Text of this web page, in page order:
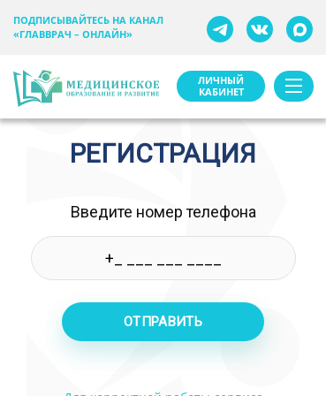
ПОДПИСЫВАЙТЕСЬ НА КАНАЛ
«ГЛАВВРАЧ – ОНЛАЙН»
ЛИЧНЫЙ
КАБИНЕТ
РЕГИСТРАЦИЯ
Введите номер телефона
ОТПРАВИТЬ